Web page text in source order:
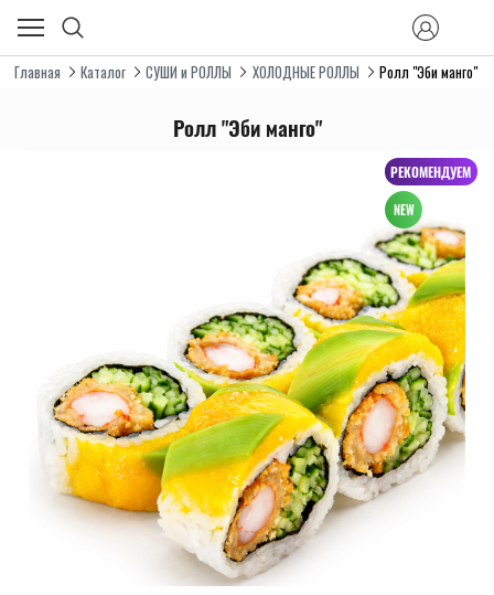
Главная Каталог СУШИ и РОЛЛЫ ХОЛОДНЫЕ РОЛЛЫ Ролл "Эби манго"
Ролл "Эби манго"
РЕКОМЕНДУЕМ